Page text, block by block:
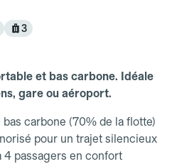
3
et bas carbone. Idéale
gare ou aéroport.
carbone (70% de la flotte)
pour un trajet silencieux
passagers en confort